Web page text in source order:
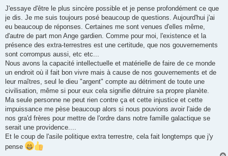
J'essaye d'être le plus sincère possible et je pense profondément ce que
je dis. Je me suis toujours posé beaucoup de questions. Aujourd'hui j'ai
eu beaucoup de réponses. Certaines me sont venues d'elles même,
d'autre de part mon Ange gardien. Comme pour moi, l'existence et la
présence des extra-terrestres est une certitude, que nos gouvernements
sont corrompus aussi, etc etc...
Nous avons la capacité intellectuelle et matérielle de faire de ce monde
un endroit où il fait bon vivre mais à cause de nos gouvernements et de
leur maîtres, seul le dieu "argent" compte au détriment de toute une
civilisation, même si pour eux cela signifie détruire sa propre planète.
Ma seule personne ne peut rien contre ça et cette injustice et cette
impuissance me pèse beaucoup alors si nous pouvions avoir l'aide de
nos gra'd frères pour mettre de l'ordre dans notre famille galactique se
serait une providence....
Et le coup de l'asile politique extra terrestre, cela fait longtemps que j'y
pense